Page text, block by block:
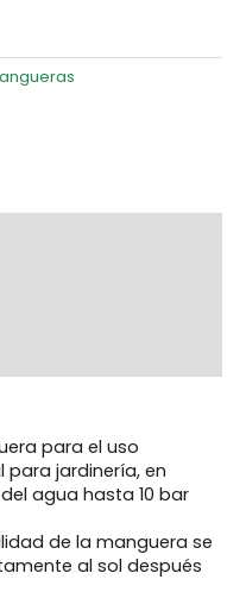
para el uso
jardinería, en
agua hasta 10 bar
de la manguera se
al sol después